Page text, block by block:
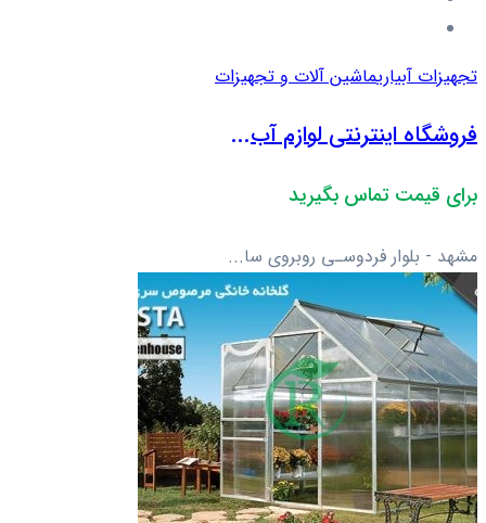
تجهیزات آبیاریماشین آلات و تجهیزات
فروشگاه اینترنتی لوازم آب...
برای قیمت تماس بگیرید
مشهد - بلوار فردوسـی روبروی سا...